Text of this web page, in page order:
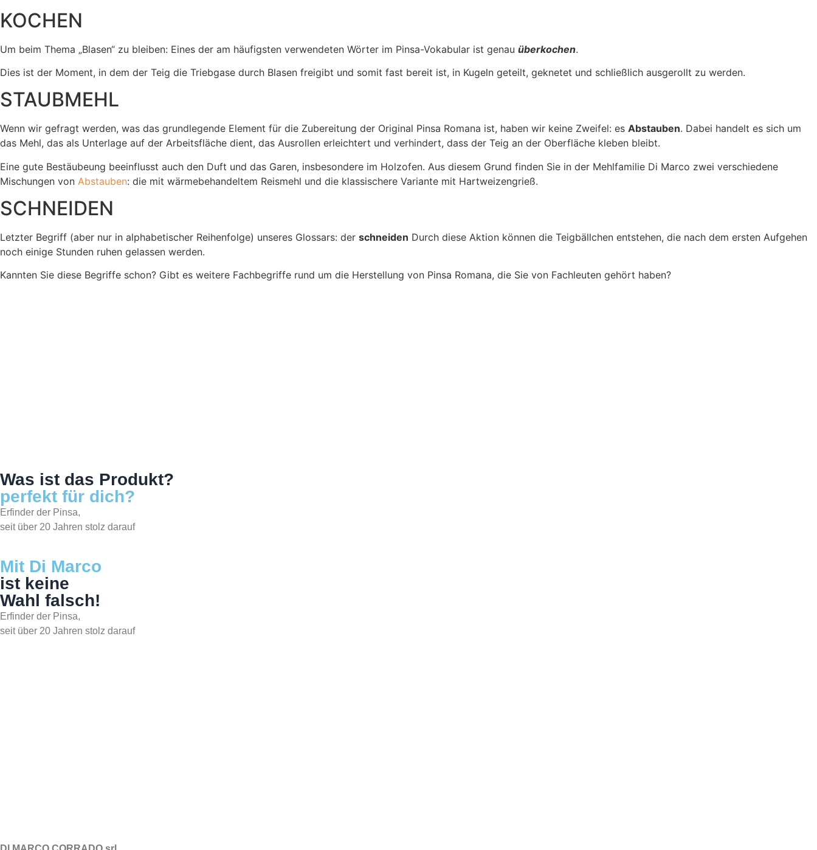
KOCHEN
Um beim Thema „Blasen“ zu bleiben: Eines der am häufigsten verwendeten Wörter im Pinsa-Vokabular ist genau überkochen.
Dies ist der Moment, in dem der Teig die Triebgase durch Blasen freigibt und somit fast bereit ist, in Kugeln geteilt, geknetet und schließlich ausgerollt zu werden.
STAUBMEHL
Wenn wir gefragt werden, was das grundlegende Element für die Zubereitung der Original Pinsa Romana ist, haben wir keine Zweifel: es Abstauben. Dabei handelt es sich um
das Mehl, das als Unterlage auf der Arbeitsfläche dient, das Ausrollen erleichtert und verhindert, dass der Teig an der Oberfläche kleben bleibt.
Eine gute Bestäubeung beeinflusst auch den Duft und das Garen, insbesondere im Holzofen. Aus diesem Grund finden Sie in der Mehlfamilie Di Marco zwei verschiedene
Mischungen von Abstauben: die mit wärmebehandeltem Reismehl und die klassischere Variante mit Hartweizengrieß.
SCHNEIDEN
Letzter Begriff (aber nur in alphabetischer Reihenfolge) unseres Glossars: der schneiden Durch diese Aktion können die Teigbällchen entstehen, die nach dem ersten Aufgehen
noch einige Stunden ruhen gelassen werden.
Kannten Sie diese Begriffe schon? Gibt es weitere Fachbegriffe rund um die Herstellung von Pinsa Romana, die Sie von Fachleuten gehört haben?
Was ist das Produkt?
perfekt für dich?
Erfinder der Pinsa,
seit über 20 Jahren stolz darauf
Mit Di Marco
ist keine
Wahl falsch!
Erfinder der Pinsa,
seit über 20 Jahren stolz darauf